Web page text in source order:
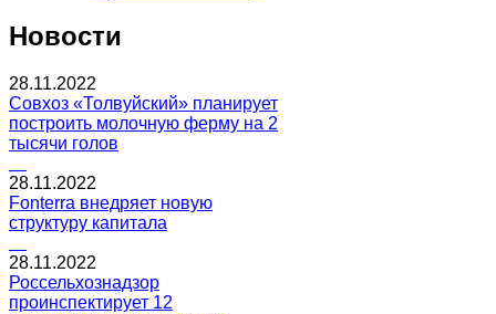
Новости
28.11.2022
Совхоз «Толвуйский» планирует
построить молочную ферму на 2
тысячи голов
28.11.2022
Fonterra внедряет новую
структуру капитала
28.11.2022
Россельхознадзор
проинспектирует 12